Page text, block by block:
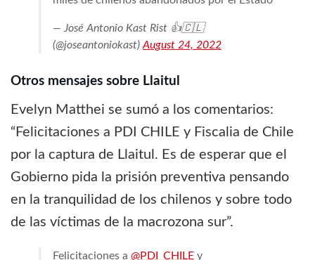
— José Antonio Kast Rist 👍🇨🇱
(@joseantoniokast)August 24, 2022
Otros mensajes sobre Llaitul
Evelyn Matthei se sumó a los comentarios:
“Felicitaciones a PDI CHILE y Fiscalia de Chile
por la captura de Llaitul. Es de esperar que el
Gobierno pida la prisión preventiva pensando
en la tranquilidad de los chilenos y sobre todo
de las víctimas de la macrozona sur”.
Felicitaciones a @PDI_CHILE y